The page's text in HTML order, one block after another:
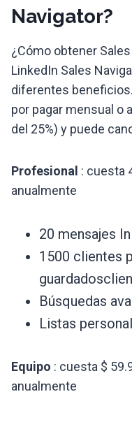
Navigator?
¿Cómo obtener
LinkedIn Sales
diferentes
por pagar mensual o
del 25%) y puede
Profesional : cuesta
anualmente
20 mensajes
1500 clientes
Búsquedas
Listas
Equipo : cuesta $
anualmente